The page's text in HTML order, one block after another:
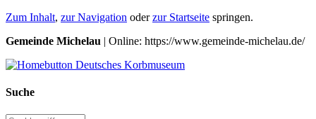
Zum Inhalt, zur Navigation oderzur Startseite springen.
Gemeinde Michelau | Online: https://www.gemeinde-michelau.de/
Suche